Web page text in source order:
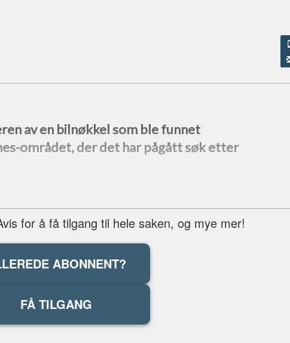
av en bilnøkkel som ble funnet
området, der det har pågått søk etter
for å få tilgang til hele saken, og mye mer!
ABONNENT?
FÅ TILGANG